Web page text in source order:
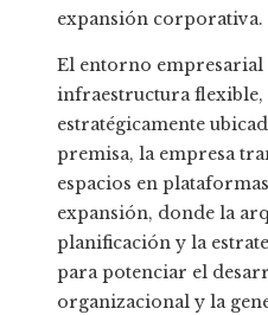
expansión corporativa.
El entorno empresarial
infraestructura flexible,
estratégicamente
premisa, la empresa
espacios en
expansión, donde la
planificación y la
para potenciar el
organizacional y la